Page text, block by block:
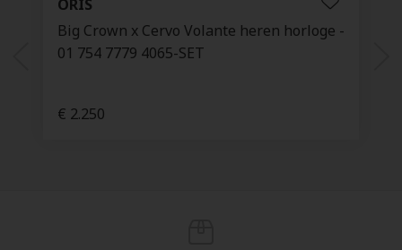
ORIS
Big Crown x Cervo Volante heren horloge -
01 754 7779 4065-SET
€ 2.250